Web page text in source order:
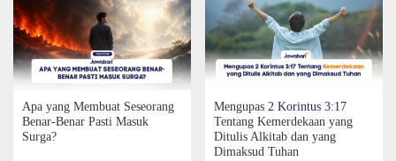
Apa yang Membuat Seseorang
Benar-Benar Pasti Masuk
Surga?
Mengupas 2 Korintus 3:17
Tentang Kemerdekaan yang
Ditulis Alkitab dan yang
Dimaksud Tuhan